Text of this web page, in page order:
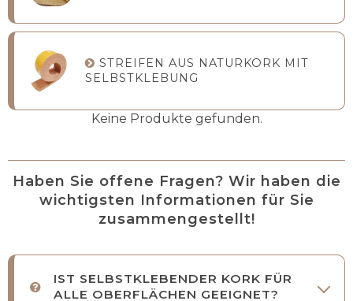
STREIFEN AUS NATURKORK MIT
SELBSTKLEBUNG
Keine Produkte gefunden.
Haben Sie offene Fragen? Wir haben die
wichtigsten Informationen für Sie
zusammengestellt!
IST SELBSTKLEBENDER KORK FÜR
ALLE OBERFLÄCHEN GEEIGNET?